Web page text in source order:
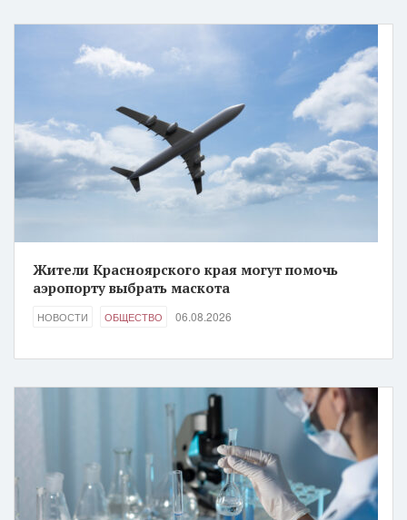
Жители Красноярского края могут помочь
аэропорту выбрать маскота
НОВОСТИ ОБЩЕСТВО 06.08.2026